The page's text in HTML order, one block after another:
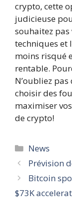
crypto, cette
judicieuse
souhaitez pas
techniques et
moins risqué
rentable.
N’oubliez
choisir des
maximiser
de crypto!
Catégories
News
Prévision
Bitcoin
$73K